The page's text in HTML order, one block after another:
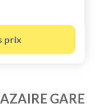
prix
GARE